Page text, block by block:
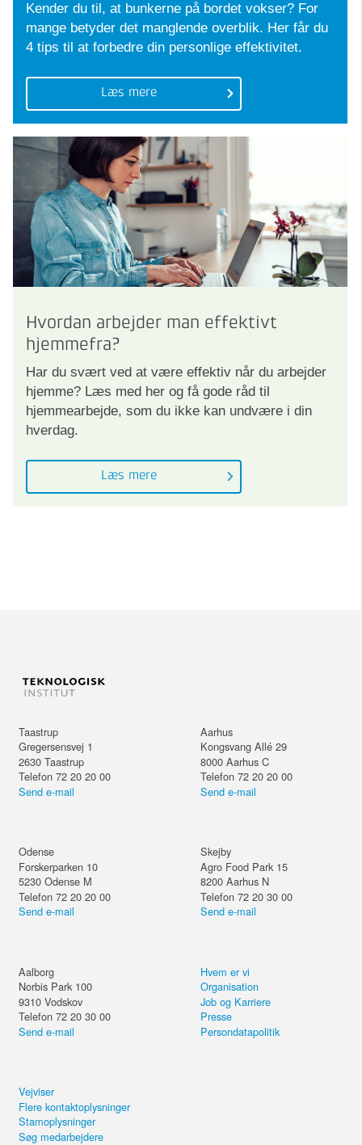
Kender du til, at bunkerne på bordet vokser? For
mange betyder det manglende overblik. Her får du
4 tips til at forbedre din personlige effektivitet.
Læs mere
Hvordan arbejder man effektivt
hjemmefra?
Har du svært ved at være effektiv når du arbejder
hjemme? Læs med her og få gode råd til
hjemmearbejde, som du ikke kan undvære i din
hverdag.
Læs mere
Taastrup
Gregersensvej 1
2630 Taastrup
Telefon 72 20 20 00
Send e-mail
Aarhus
Kongsvang Allé 29
8000 Aarhus C
Telefon 72 20 20 00
Send e-mail
Odense
Forskerparken 10
5230 Odense M
Telefon 72 20 20 00
Send e-mail
Skejby
Agro Food Park 15
8200 Aarhus N
Telefon 72 20 30 00
Send e-mail
Aalborg
Norbis Park 100
9310 Vodskov
Telefon 72 20 30 00
Send e-mail
Hvem er vi
Organisation
Job og Karriere
Presse
Persondatapolitik
Vejviser
Flere kontaktoplysninger
Stamoplysninger
Søg medarbejdere